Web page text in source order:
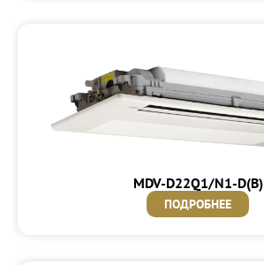
MDV-D22Q1/N1-D(B)
ПОДРОБНЕЕ